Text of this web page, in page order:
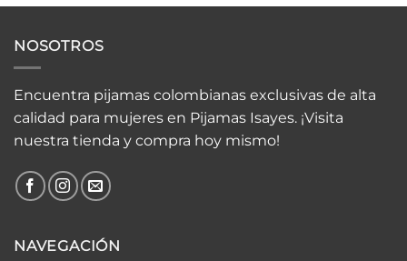
NOSOTROS
Encuentra pijamas colombianas exclusivas de alta
calidad para mujeres en Pijamas Isayes. ¡Visita
nuestra tienda y compra hoy mismo!
NAVEGACIÓN